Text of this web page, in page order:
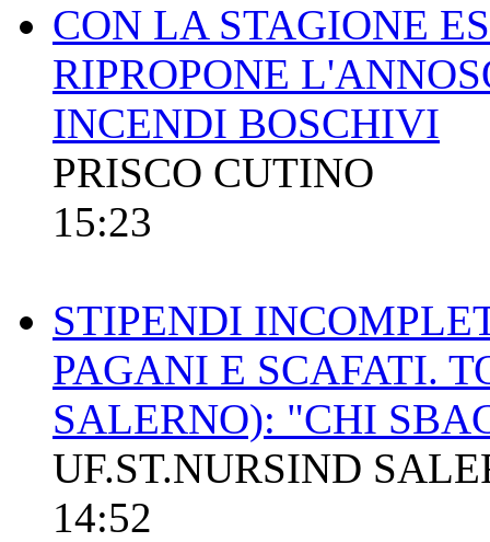
CON LA STAGIONE
RIPROPONE
INCENDI BOSCHIVI
PRISCO CUTINO
15:23
STIPENDI
PAGANI E SCAFATI.
SALERNO): "CHI
UF.ST.NURSIND
14:52